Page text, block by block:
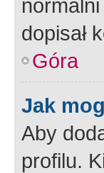
dopisał
Góra
Jak
Aby
profilu.